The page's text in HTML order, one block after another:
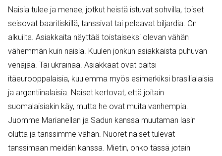
Naisia tulee ja menee, jotkut heistä istuvat sohvilla, toiset
seisovat baaritiskillä, tanssivat tai pelaavat biljardia. On
alkuilta. Asiakkaita näyttää toistaiseksi olevan vähän
vähemmän kuin naisia. Kuulen jonkun asiakkaista puhuvan
venäjää. Tai ukrainaa. Asiakkaat ovat paitsi
itäeurooppalaisia, kuulemma myös esimerkiksi brasilialaisia
ja argentiinalaisia. Naiset kertovat, että joitain
suomalaisiakin käy, mutta he ovat muita vanhempia.
Juomme Marianellan ja Sadun kanssa muutaman lasin
olutta ja tanssimme vähän. Nuoret naiset tulevat
tanssimaan meidän kanssa. Mietin, onko tässä jotain